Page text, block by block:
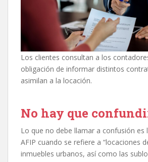
Los clientes consultan a los
obligación de informar distintos
asimilan a la locación.
No hay que
Lo que no debe llamar a confusión es
AFIP cuando se refiere a “locaciones
inmuebles urbanos, así como las